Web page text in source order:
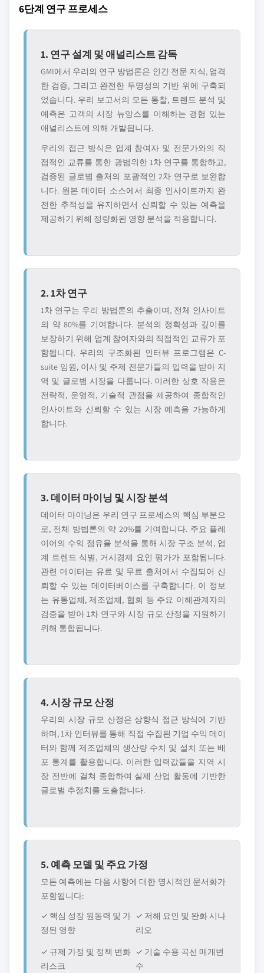
6단계 연구 프로세스
1. 연구 설계 및 애널리스트 감독
GMI에서 우리의 연구 방법론은 인간 전문 지식, 엄격
한 검증, 그리고 완전한 투명성의 기반 위에 구축되
었습니다. 우리 보고서의 모든 통찰, 트렌드 분석 및
예측은 고객의 시장 뉴앙스를 이해하는 경험 있는
애널리스트에 의해 개발됩니다.
우리의 접근 방식은 업계 참여자 및 전문가와의 직
접적인 교류를 통한 광범위한 1차 연구를 통합하고,
검증된 글로볌 출처의 포괄적인 2차 연구로 보완합
니다. 원본 데이터 소스에서 최종 인사이트까지 완
전한 추적성을 유지하면서 신뢰할 수 있는 예측을
제공하기 위해 정량화된 영향 분석을 적용합니다.
2. 1차 연구
1차 연구는 우리 방법론의 추출이며, 전체 인사이트
의 약 80%를 기여합니다. 분석의 정확성과 깊이를
보장하기 위해 업계 참여자와의 직접적인 교류가 포
함됩니다. 우리의 구조화된 인터뷰 프로그램은 C-
suite 임원, 이사 및 주제 전문가들의 입력을 받아 지
역 및 글로볌 시장을 다룹니다. 이러한 상호 작용은
전략적, 운영적, 기술적 관점을 제공하여 종합적인
인사이트와 신뢰할 수 있는 시장 예측을 가능하게
합니다.
3. 데이터 마이닝 및 시장 분석
데이터 마이닝은 우리 연구 프로세스의 핵심 부분으
로, 전체 방법론의 약 20%를 기여합니다. 주요 플레
이어의 수익 점유율 분석을 통해 시장 구조 분석, 업
계 트렌드 식별, 거시경제 요인 평가가 포함됩니다.
관련 데이터는 유료 및 무료 출처에서 수집되어 신
뢰할 수 있는 데이터베이스를 구축합니다. 이 정보
는 유통업체, 제조업체, 협회 등 주요 이해관계자의
검증을 받아 1차 연구와 시장 규모 산정을 지원하기
위해 통합됩니다.
4. 시장 규모 산정
우리의 시장 규모 산정은 상향식 접근 방식에 기반
하며, 1차 인터뷰를 통해 직접 수집된 기업 수익 데이
터와 함께 제조업체의 생산량 수치 및 설치 또는 배
포 통계를 활용합니다. 이러한 입력값들을 지역 시
장 전반에 걸쳐 종합하여 실제 산업 활동에 기반한
글로벌 추정치를 도출합니다.
5. 예측 모델 및 주요 가정
모든 예측에는 다음 사항에 대한 명시적인 문서화가
포함됩니다:
✓ 핵심 성장 원동력 및 가
정된 영향
✓ 저해 요인 및 완화 시나
리오
✓ 규제 가정 및 정책 변화
리스크
✓ 기술 수용 곡선 매개변
수